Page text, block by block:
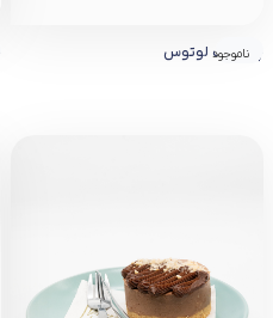
چیز کیک لوتوس
ناموجود